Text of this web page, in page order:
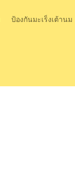
ป้องกันมะเร็งเต้านม